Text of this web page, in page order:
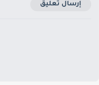
إرسال تعليق